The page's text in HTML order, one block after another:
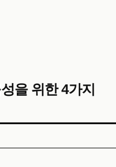
을 위한 4가지